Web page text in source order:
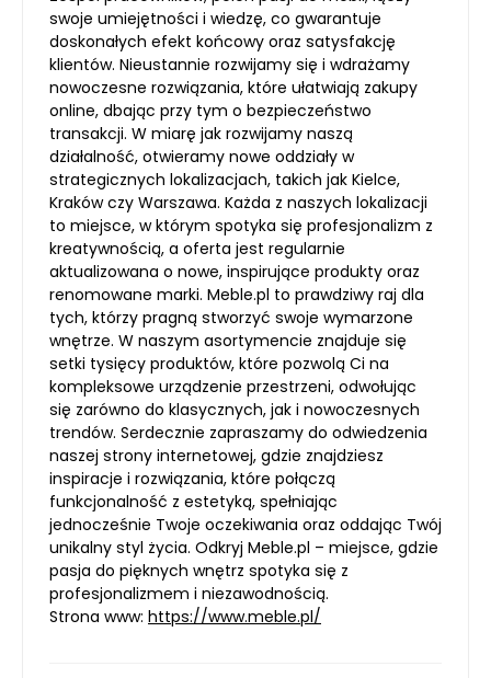
swoje umiejętności i wiedzę, co gwarantuje
doskonałych efekt końcowy oraz satysfakcję
klientów. Nieustannie rozwijamy się i wdrażamy
nowoczesne rozwiązania, które ułatwiają zakupy
online, dbając przy tym o bezpieczeństwo
transakcji. W miarę jak rozwijamy naszą
działalność, otwieramy nowe oddziały w
strategicznych lokalizacjach, takich jak Kielce,
Kraków czy Warszawa. Każda z naszych lokalizacji
to miejsce, w którym spotyka się profesjonalizm z
kreatywnością, a oferta jest regularnie
aktualizowana o nowe, inspirujące produkty oraz
renomowane marki. Meble.pl to prawdziwy raj dla
tych, którzy pragną stworzyć swoje wymarzone
wnętrze. W naszym asortymencie znajduje się
setki tysięcy produktów, które pozwolą Ci na
kompleksowe urządzenie przestrzeni, odwołując
się zarówno do klasycznych, jak i nowoczesnych
trendów. Serdecznie zapraszamy do odwiedzenia
naszej strony internetowej, gdzie znajdziesz
inspiracje i rozwiązania, które połączą
funkcjonalność z estetyką, spełniając
jednocześnie Twoje oczekiwania oraz oddając Twój
unikalny styl życia. Odkryj Meble.pl – miejsce, gdzie
pasja do pięknych wnętrz spotyka się z
profesjonalizmem i niezawodnością.
Strona www: https://www.meble.pl/